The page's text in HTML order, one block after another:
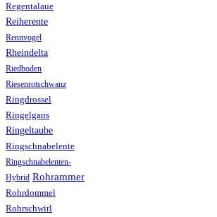
Regentalaue
Reiherente
Rennvogel
Rheindelta
Riedboden
Riesenrotschwanz
Ringdrossel
Ringelgans
Ringeltaube
Ringschnabelente
Ringschnabelenten-
Hybrid Rohrammer
Rohrdommel
Rohrschwirl